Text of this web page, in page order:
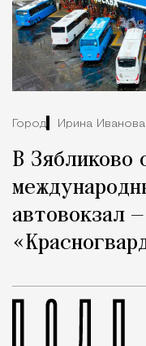
Город Ирина Иванова
В Зябликово
автовокзал —